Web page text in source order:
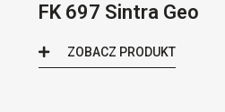
FK 697 Sintra Geo
ZOBACZ PRODUKT